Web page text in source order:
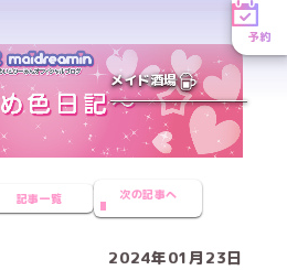
予約
メイド酒場
記事一覧 次の記事へ
2024年01月23日